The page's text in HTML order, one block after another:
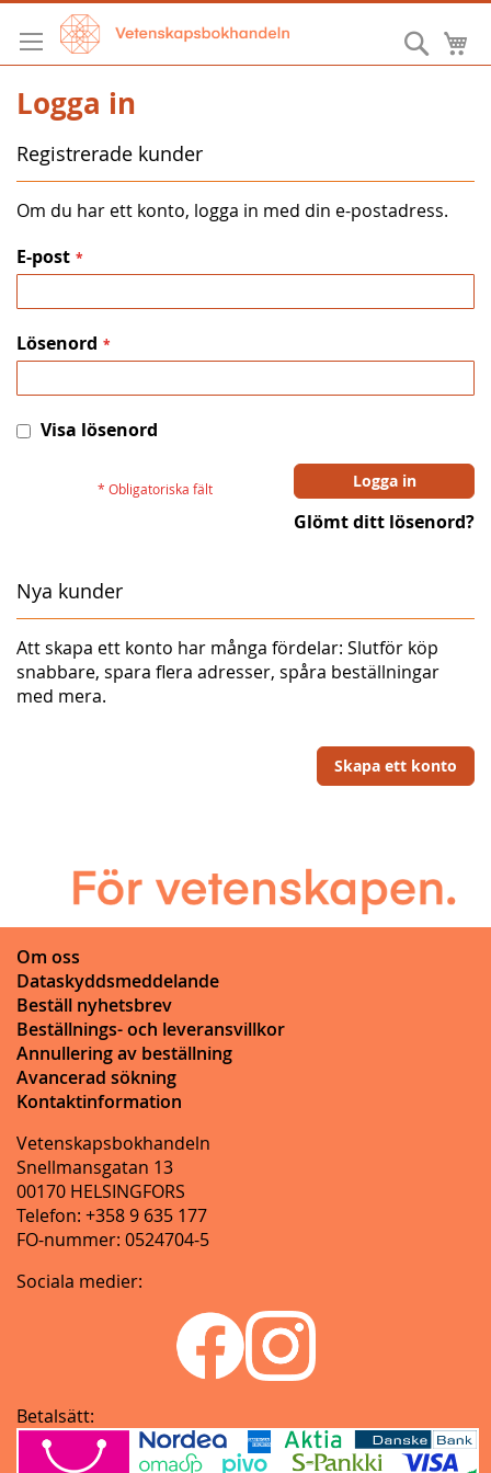
Hoppa
till
innehållet
Sök
Logga in
Registrerade kunder
Om du har ett konto, logga in med din e-postadress.
E-post
Lösenord
Visa lösenord
Logga in
Glömt ditt lösenord?
Nya kunder
Att skapa ett konto har många fördelar: Slutför köp
snabbare, spara flera adresser, spåra beställningar
med mera.
Skapa ett konto
Om oss
Dataskyddsmeddelande
Beställ nyhetsbrev
Beställnings- och leveransvillkor
Annullering av beställning
Avancerad sökning
Kontaktinformation
Vetenskapsbokhandeln
Snellmansgatan 13
00170 HELSINGFORS
Telefon: +358 9 635 177
FO-nummer: 0524704-5
Sociala medier:
Betalsätt: